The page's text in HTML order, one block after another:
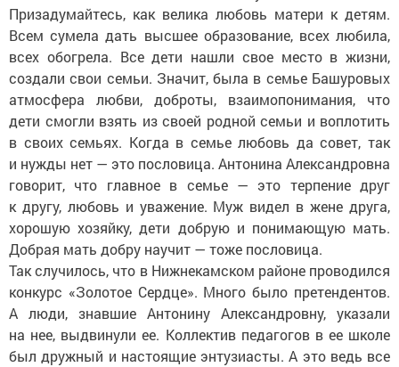
Призадумайтесь, как велика любовь матери к детям.
Всем сумела дать высшее образование, всех любила,
всех обогрела. Все дети нашли свое место в жизни,
создали свои семьи. Значит, была в семье Башуровых
атмосфера любви, доброты, взаимопонимания, что
дети смогли взять из своей родной семьи и воплотить
в своих семьях. Когда в семье любовь да совет, так
и нужды нет — это пословица. Антонина Александровна
говорит, что главное в семье — это терпение друг
к другу, любовь и уважение. Муж видел в жене друга,
хорошую хозяйку, дети добрую и понимающую мать.
Добрая мать добру научит — тоже пословица.
Так случилось, что в Нижнекамском районе проводился
конкурс «Золотое Сердце». Много было претендентов.
А люди, знавшие Антонину Александровну, указали
на нее, выдвинули ее. Коллектив педагогов в ее школе
был дружный и настоящие энтузиасты. А это ведь все